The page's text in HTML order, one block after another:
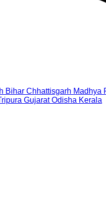
Bihar Chhattisgarh Madhya
Gujarat Odisha Kerala